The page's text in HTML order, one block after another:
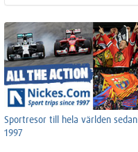
Sportresor till hela världen sedan
1997